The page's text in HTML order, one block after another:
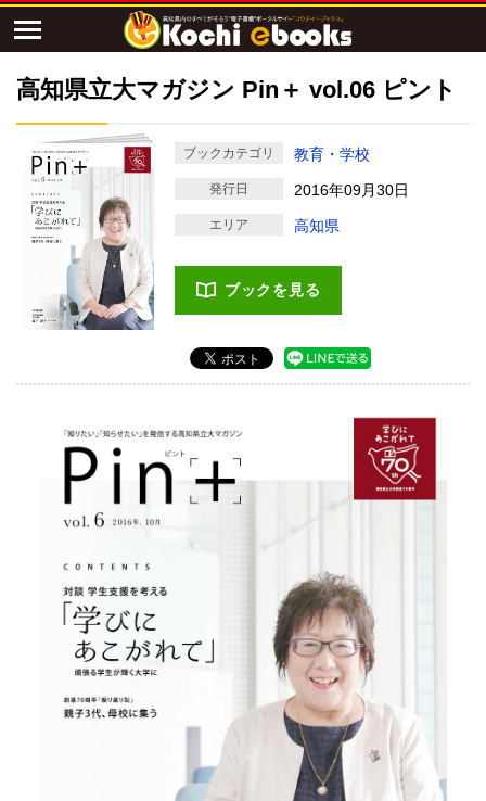
高知県立大マガジン Pin＋ vol.06 ピント
ブックカテゴリ 教育・学校
発行日 2016年09月30日
エリア 高知県
ブックを見る